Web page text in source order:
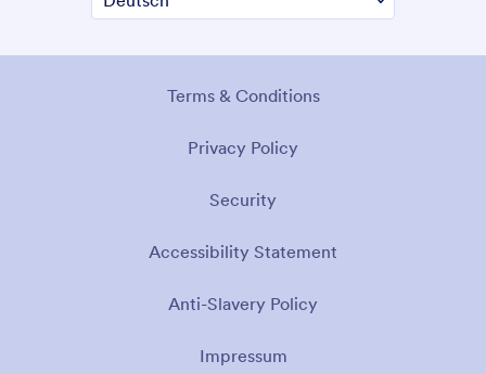
Terms & Conditions
Privacy Policy
Security
Accessibility Statement
Anti-Slavery Policy
Impressum